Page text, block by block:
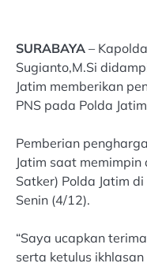
SURABAYA –
Sugianto,M.Si
Jatim memberikan
PNS pada Polda
Pemberian
Jatim saat
Satker) Polda Jatim
Senin (4/12).
“Saya ucapkan
serta ketulus